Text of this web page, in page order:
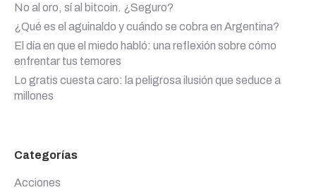
No al oro, sí al bitcoin. ¿Seguro?
¿Qué es el aguinaldo y cuándo se cobra en Argentina?
El día en que el miedo habló: una reflexión sobre cómo
enfrentar tus temores
Lo gratis cuesta caro: la peligrosa ilusión que seduce a
millones
Categorías
Acciones